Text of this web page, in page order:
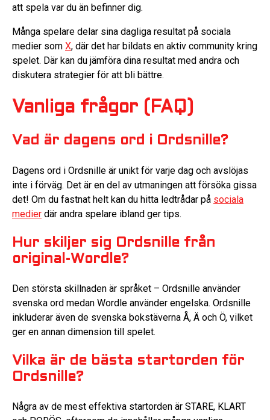
att spela var du än befinner dig.
Många spelare delar sina dagliga resultat på sociala
medier som X, där det har bildats en aktiv community kring
spelet. Där kan du jämföra dina resultat med andra och
diskutera strategier för att bli bättre.
Vanliga frågor (FAQ)
Vad är dagens ord i Ordsnille?
Dagens ord i Ordsnille är unikt för varje dag och avslöjas
inte i förväg. Det är en del av utmaningen att försöka gissa
det! Om du fastnat helt kan du hitta ledtrådar på sociala
medier där andra spelare ibland ger tips.
Hur skiljer sig Ordsnille från
original-Wordle?
Den största skillnaden är språket – Ordsnille använder
svenska ord medan Wordle använder engelska. Ordsnille
inkluderar även de svenska bokstäverna Å, Ä och Ö, vilket
ger en annan dimension till spelet.
Vilka är de bästa startorden för
Ordsnille?
Några av de mest effektiva startorden är STARE, KLART